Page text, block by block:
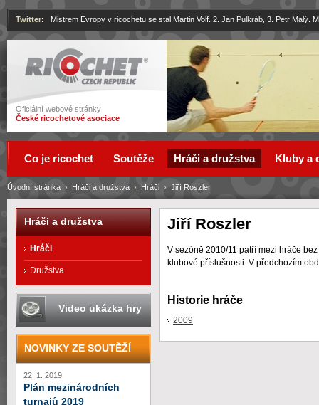
Ricochet
Oficiální webové stránky
České ricochetové asociace
Twitter: Mistrem Evropy v ricochetu se stal Martin Volf. 2. Jan Pulkráb, 3. Petr Malý.
Jiří Roszler
V sezóně 2010/11 patří mezi hráče bez
klubové příslušnosti. V předchozím
Historie hráče
2009
Úvodní stránka › Hráči a družstva › Hráči › Jiří Roszler
Co je ricochet Soutěže Hráči a družstva Kluby a
Hráči a družstva
Hráči
Družstva
Video ukázka hry
NOVINKY ZE SOUTĚŽÍ
22. 1. 2019
Plán mezinárodních
turnajů 2019